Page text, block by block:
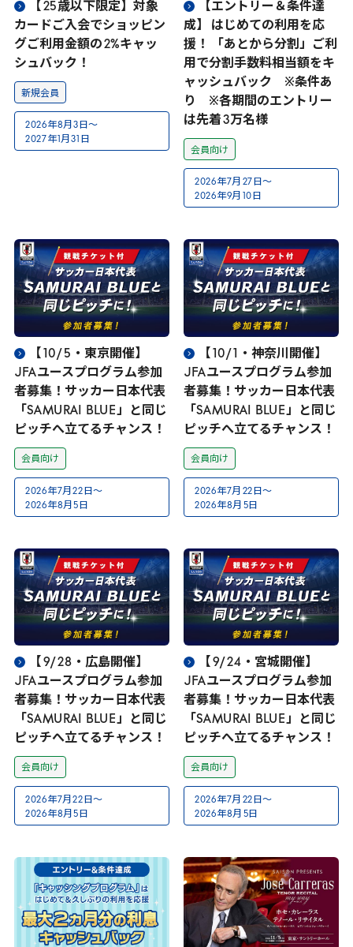
【25歳以下限定】対象
カードご入会でショッピン
グご利用金額の2%キャッ
シュバック！
新規会員
2026年8月 3 日～
2027 年1月 31 日
【エントリー＆条件達
成】 はじめての利用を応
援！ 「あとから分割」ご利
用で分割手数料相当額をキ
ャッシュバック ※条件あ
り ※各期間のエントリー
は先着3万名様
会員向け
2026年7月 27 日～
2026年9月 10 日
【 10/ 5 ・東京開催】
JFAユースプログラム参加
者募集！サッカー日本代表
「 SAMURAI BLUE」と同じ
ピッチへ立てるチャンス！
会員向け
2026年7月 22 日～
2026年8月 5 日
【 10/
・神奈川開催】
JFAユースプログラム参加
者募集！サッカー日本代表
「 SAMURAI BLUE」と同じ
ピッチへ立てるチャンス！
会員向け
2026年7月 22 日～
2026年8月 5 日
【 9/28 ・広島開催】
JFAユースプログラム参加
者募集！サッカー日本代表
「 SAMURAI BLUE」と同じ
ピッチへ立てるチャンス！
会員向け
2026年7月 22 日～
2026年8月 5 日
【 9/24 ・宮城開催】
JFAユースプログラム参加
者募集！サッカー日本代表
「 SAMURAI BLUE」と同じ
ピッチへ立てるチャンス！
会員向け
2026年7月 22 日～
2026年8月 5 日